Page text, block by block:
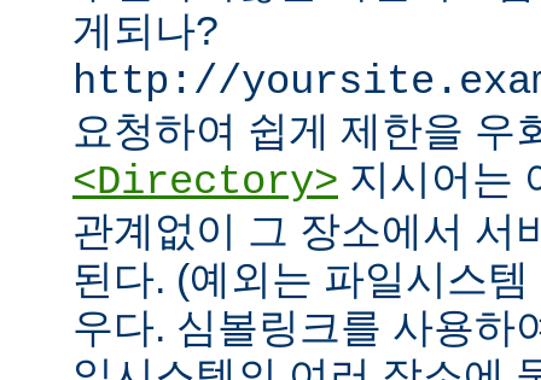
게되나?
http://
요청하여 쉽게 제한을 우
<Directory> 지시어는
관계없이 그 장소에서 서
된다. (예외는 파일시스
우다. 심볼링크를 사용하